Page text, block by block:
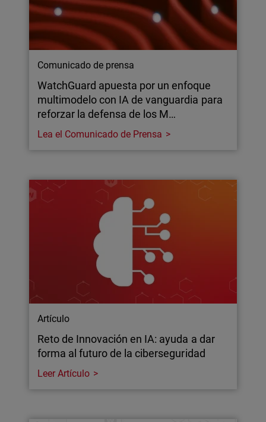
Comunicado de prensa
WatchGuard apuesta por un enfoque
multimodelo con IA de vanguardia para
reforzar la defensa de los M…
Lea el Comunicado de Prensa
Artículo
Reto de Innovación en IA: ayuda a dar
forma al futuro de la ciberseguridad
Leer Artículo